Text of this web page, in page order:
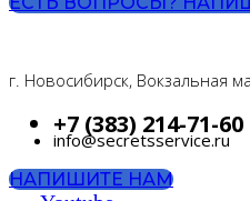
г. Новосибирск, Вокзальная
+7 (383) 214-71-60
info@secretsservice.ru
НАПИШИТЕ НАМ